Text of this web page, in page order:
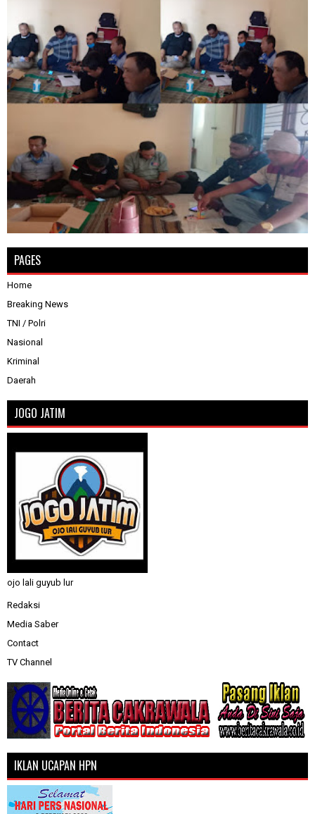
PAGES
Home
Breaking News
TNI / Polri
Nasional
Kriminal
Daerah
JOGO JATIM
ojo lali guyub lur
Redaksi
Media Saber
Contact
TV Channel
IKLAN UCAPAN HPN